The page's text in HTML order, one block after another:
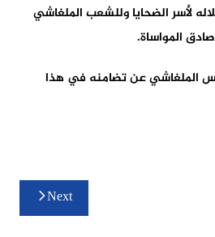
لأسر الضحايا وللشعب الملغاشي
المواساة.
الملغاشي عن تضامنه في هذا
Next